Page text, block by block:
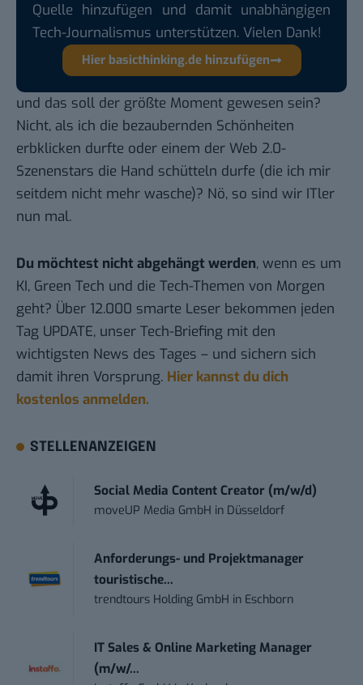
Quelle hinzufügen und damit unabhängigen
Tech-Journalismus unterstützen. Vielen Dank!
Hier basicthinking.de hinzufügen
und das soll der größte Moment gewesen sein?
Nicht, als ich die bezaubernden Schönheiten
erbklicken durfte oder einem der Web 2.0-
Szenenstars die Hand schütteln durfe (die ich mir
seitdem nicht mehr wasche)? Nö, so sind wir ITler
nun mal.
Du möchtest nicht abgehängt werden, wenn es um
KI, Green Tech und die Tech-Themen von Morgen
geht? Über 12.000 smarte Leser bekommen jeden
Tag UPDATE, unser Tech-Briefing mit den
wichtigsten News des Tages – und sichern sich
damit ihren Vorsprung. Hier kannst du dich
kostenlos anmelden.
STELLENANZEIGEN
Social Media Content Creator (m/w/d)
moveUP Media GmbH in Düsseldorf
Anforderungs- und Projektmanager
touristische...
trendtours Holding GmbH in Eschborn
IT Sales & Online Marketing Manager
(m/w/...